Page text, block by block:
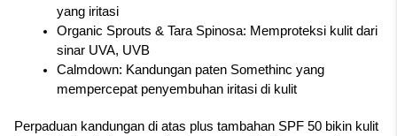
yang iritasi
Organic Sprouts & Tara Spinosa: Memproteksi kulit dari
sinar UVA, UVB
Calmdown: Kandungan paten Somethinc yang
mempercepat penyembuhan iritasi di kulit
Perpaduan kandungan di atas plus tambahan SPF 50 bikin kulit